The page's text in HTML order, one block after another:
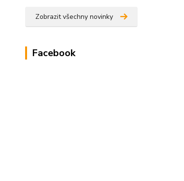
Zobrazit všechny novinky
Facebook